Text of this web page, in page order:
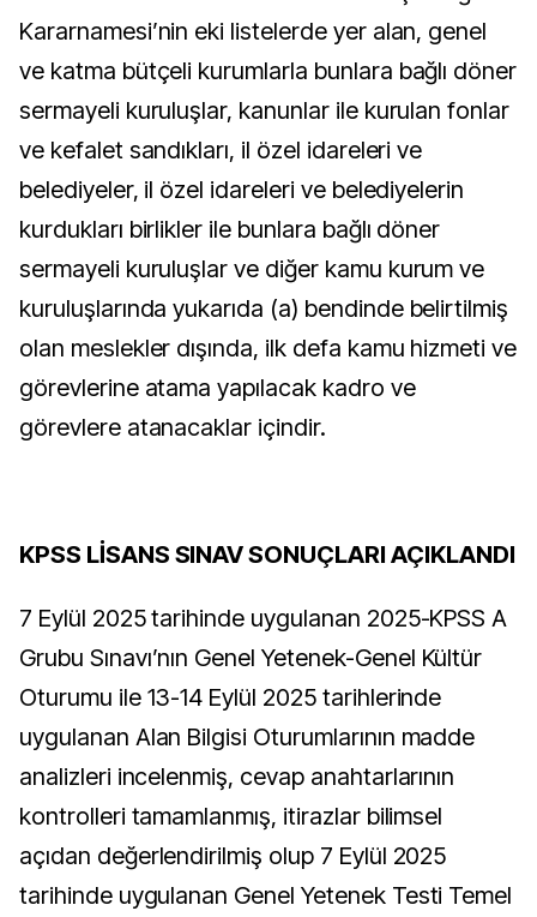
Kararnamesi’nin eki listelerde yer alan, genel
ve katma bütçeli kurumlarla bunlara bağlı döner
sermayeli kuruluşlar, kanunlar ile kurulan fonlar
ve kefalet sandıkları, il özel idareleri ve
belediyeler, il özel idareleri ve belediyelerin
kurdukları birlikler ile bunlara bağlı döner
sermayeli kuruluşlar ve diğer kamu kurum ve
kuruluşlarında yukarıda (a) bendinde belirtilmiş
olan meslekler dışında, ilk defa kamu hizmeti ve
görevlerine atama yapılacak kadro ve
görevlere atanacaklar içindir.
KPSS LİSANS SINAV SONUÇLARI AÇIKLANDI
7 Eylül 2025 tarihinde uygulanan 2025-KPSS A
Grubu Sınavı’nın Genel Yetenek-Genel Kültür
Oturumu ile 13-14 Eylül 2025 tarihlerinde
uygulanan Alan Bilgisi Oturumlarının madde
analizleri incelenmiş, cevap anahtarlarının
kontrolleri tamamlanmış, itirazlar bilimsel
açıdan değerlendirilmiş olup 7 Eylül 2025
tarihinde uygulanan Genel Yetenek Testi Temel